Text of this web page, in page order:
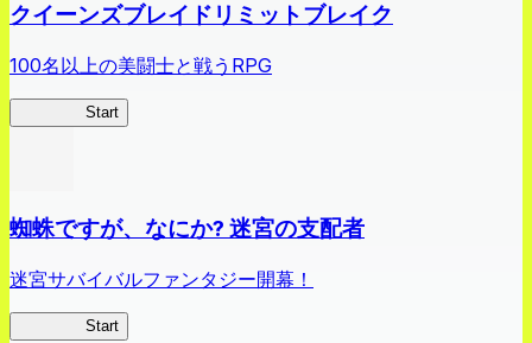
クイーンズブレイドリミットブレイク
100名以上の美闘士と戦うRPG
Start
蜘蛛ですが、なにか? 迷宮の支配者
迷宮サバイバルファンタジー開幕！
Start